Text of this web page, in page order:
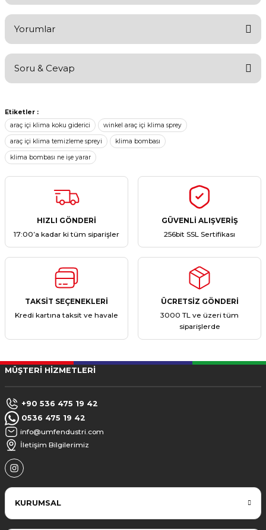
Yorumlar
Soru & Cevap
Ürün hakkında henüz soru sorulmamış.
Etiketler :
araç içi klima koku giderici
winkel araç içi klima sprey
araç içi klima temizleme spreyi klima bombası
klima bombası ne işe yarar
HIZLI GÖNDERİ
17:00’a kadar ki tüm siparişler
GÜVENLİ ALIŞVERİŞ
256bit SSL Sertifikası
TAKSİT SEÇENEKLERİ
Kredi kartına taksit ve havale
ÜCRETSİZ GÖNDERİ
3000 TL ve üzeri tüm
siparişlerde
MÜŞTERİ HİZMETLERİ
+90 536 475 19 42
0536 475 19 42
info@umfendustri.com
İletişim Bilgilerimiz
KURUMSAL